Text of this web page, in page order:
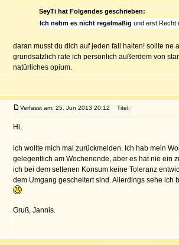
SeyTi hat Folgendes geschrieben:
Ich nehm es nicht regelmäßig und erst Recht
daran musst du dich auf jeden fall halten! sollte ne
grundsätzlich rate ich persönlich außerdem von
natürliches opium.
Verfasst am: 25. Jun 2013 20:12 Titel:
Hi,
ich wollte mich mal zurückmelden. Ich hab mein
gelegentlich am Wochenende, aber es hat nie ein
ich bei dem seltenen Konsum keine Toleranz
dem Umgang gescheitert sind. Allerdings sehe ich
Gruß, Jannis.